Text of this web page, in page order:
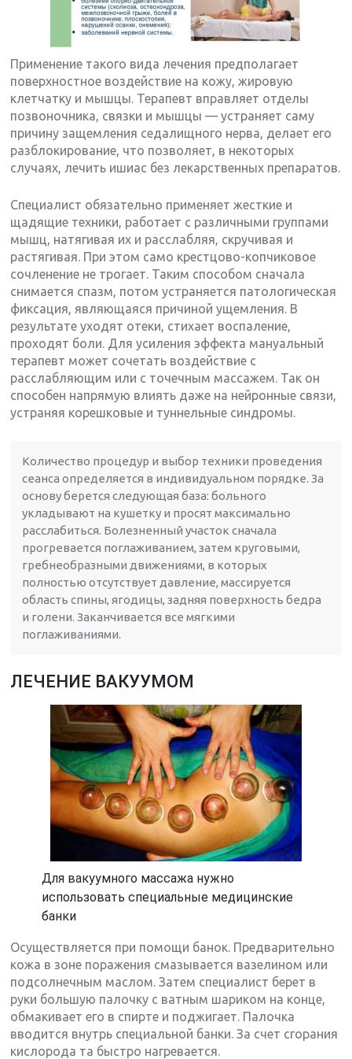
Применение такого вида лечения предполагает
поверхностное воздействие на кожу, жировую
клетчатку и мышцы. Терапевт вправляет отделы
позвоночника, связки и мышцы — устраняет саму
причину защемления седалищного нерва, делает его
разблокирование, что позволяет, в некоторых
случаях, лечить ишиас без лекарственных препаратов.
Специалист обязательно применяет жесткие и
щадящие техники, работает с различными группами
мышц, натягивая их и расслабляя, скручивая и
растягивая. При этом само крестцово-копчиковое
сочленение не трогает. Таким способом сначала
снимается спазм, потом устраняется патологическая
фиксация, являющаяся причиной ущемления. В
результате уходят отеки, стихает воспаление,
проходят боли. Для усиления эффекта мануальный
терапевт может сочетать воздействие с
расслабляющим или с точечным массажем. Так он
способен напрямую влиять даже на нейронные связи,
устраняя корешковые и туннельные синдромы.
Количество процедур и выбор техники проведения
сеанса определяется в индивидуальном порядке. За
основу берется следующая база: больного
укладывают на кушетку и просят максимально
расслабиться. Болезненный участок сначала
прогревается поглаживанием, затем круговыми,
гребнеобразными движениями, в которых
полностью отсутствует давление, массируется
область спины, ягодицы, задняя поверхность бедра
и голени. Заканчивается все мягкими
поглаживаниями.
ЛЕЧЕНИЕ ВАКУУМОМ
Для вакуумного массажа нужно
использовать специальные медицинские
банки
Осуществляется при помощи банок. Предварительно
кожа в зоне поражения смазывается вазелином или
подсолнечным маслом. Затем специалист берет в
руки большую палочку с ватным шариком на конце,
обмакивает его в спирте и поджигает. Палочка
вводится внутрь специальной банки. За счет сгорания
кислорода та быстро нагревается.